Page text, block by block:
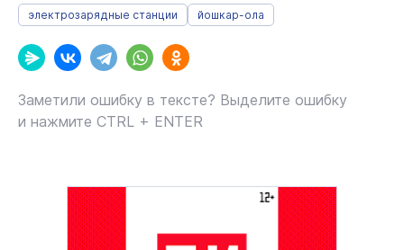
электрозарядные станции йошкар-ола
Заметили ошибку в тексте? Выделите ошибку
и нажмите CTRL + ENTER